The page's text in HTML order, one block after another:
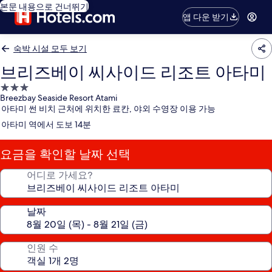
본문 내용으로 건너뛰기
앱 다운 받기
숙박 시설 모두 보기
브리즈베이 씨사이드 리조트 아타미
3.0
성
급
숙
박
시
설
Breezbay Seaside Resort Atami
아타미 썬 비치 근처에 위치한 료칸, 야외 수영장 이용 가능
아타미 역에서 도보 14분
요금을 확인할 날짜 선택
어디로 가세요?
날짜
인원 수